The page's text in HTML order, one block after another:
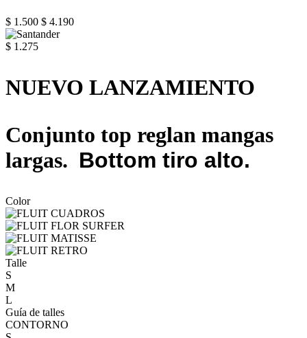
$ 1.500 $ 4.190
$ 1.275
NUEVO LANZAMIENTO
Conjunto top reglan mangas
largas. Bottom tiro alto.
Color
Talle
S
M
L
Guía de talles
CONTORNO